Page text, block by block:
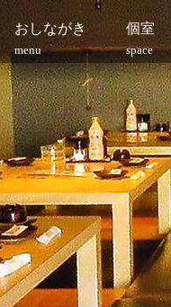
おしながき
menu
個室
space